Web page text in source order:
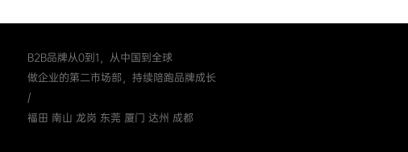
B2B品牌从0到1，从中国到全球
做企业的第二市场部，持续陪跑品牌成长
/
福田 南山 龙岗 东莞 厦门 达州 成都